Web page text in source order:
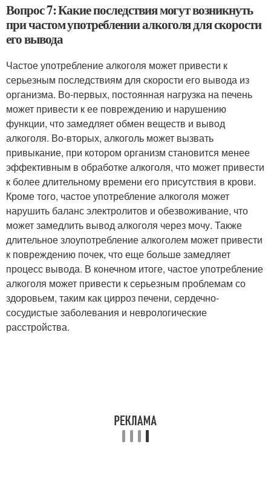
Вопрос 7: Какие последствия могут возникнуть
при частом употреблении алкоголя для скорости
его вывода
Частое употребление алкоголя может привести к
серьезным последствиям для скорости его вывода из
организма. Во-первых, постоянная нагрузка на печень
может привести к ее повреждению и нарушению
функции, что замедляет обмен веществ и вывод
алкоголя. Во-вторых, алкоголь может вызвать
привыкание, при котором организм становится менее
эффективным в обработке алкоголя, что может привести
к более длительному времени его присутствия в крови.
Кроме того, частое употребление алкоголя может
нарушить баланс электролитов и обезвоживание, что
может замедлить вывод алкоголя через мочу. Также
длительное злоупотребление алкоголем может привести
к повреждению почек, что еще больше замедляет
процесс вывода. В конечном итоге, частое употребление
алкоголя может привести к серьезным проблемам со
здоровьем, таким как цирроз печени, сердечно-
сосудистые заболевания и неврологические
расстройства.